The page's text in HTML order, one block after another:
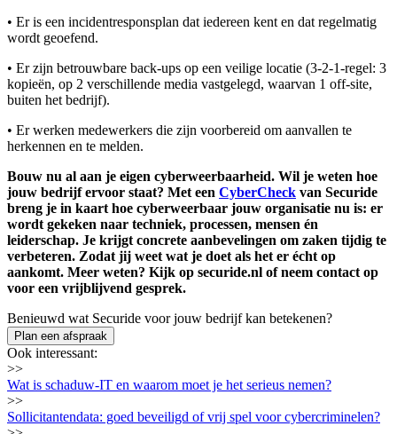
• Er is een incidentresponsplan dat iedereen kent en dat regelmatig
wordt geoefend.
• Er zijn betrouwbare back-ups op een veilige locatie (3-2-1-regel: 3
kopieën, op 2 verschillende media vastgelegd, waarvan 1 off-site,
buiten het bedrijf).
• Er werken medewerkers die zijn voorbereid om aanvallen te
herkennen en te melden.
Bouw nu al aan je eigen cyberweerbaarheid. Wil je weten hoe
jouw bedrijf ervoor staat? Met een CyberCheck van Securide
breng je in kaart hoe cyberweerbaar jouw organisatie nu is: er
wordt gekeken naar techniek, processen, mensen én
leiderschap. Je krijgt concrete aanbevelingen om zaken tijdig te
verbeteren. Zodat jij weet wat je doet als het er écht op
aankomt. Meer weten? Kijk op securide.nl of neem contact op
voor een vrijblijvend gesprek.
Benieuwd wat Securide voor jouw bedrijf kan betekenen?
Plan een afspraak
Ook interessant:
>>
Wat is schaduw-IT en waarom moet je het serieus nemen?
>>
Sollicitantendata: goed beveiligd of vrij spel voor cybercriminelen?